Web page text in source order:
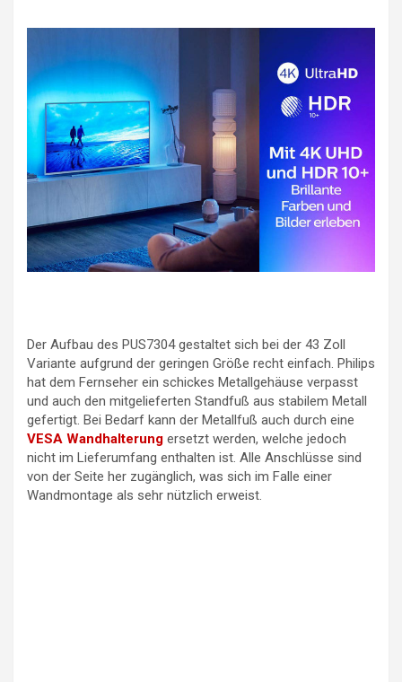
Der Aufbau des PUS7304 gestaltet sich bei der 43 Zoll
Variante aufgrund der geringen Größe recht einfach. Philips
hat dem Fernseher ein schickes Metallgehäuse verpasst
und auch den mitgelieferten Standfuß aus stabilem Metall
gefertigt. Bei Bedarf kann der Metallfuß auch durch eine
VESA Wandhalterung ersetzt werden, welche jedoch
nicht im Lieferumfang enthalten ist. Alle Anschlüsse sind
von der Seite her zugänglich, was sich im Falle einer
Wandmontage als sehr nützlich erweist.